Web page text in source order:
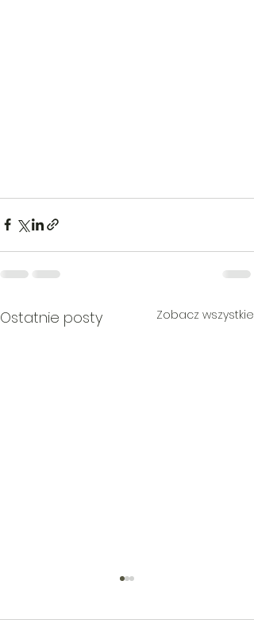
Ostatnie posty Zobacz wszystkie